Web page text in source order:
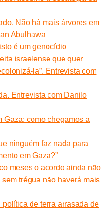
Não há mais árvores em
Abulhawa
é um genocídio
israelense que quer
la”. Entrevista com
Entrevista com Danilo
Gaza: como chegamos a
ninguém faz nada para
em Gaza?”
meses o acordo ainda não
trégua não haverá mais
de terra arrasada de